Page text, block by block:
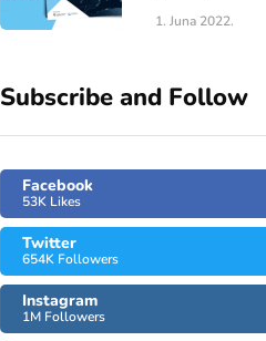
1. Juna 2022.
Subscribe and Follow
Facebook
53K Likes
Twitter
654K Followers
Instagram
1M Followers